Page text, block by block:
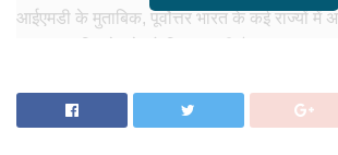
आईएमडी के मुताबिक, पूर्वोत्तर भारत के कई राज्यों
अनुमान है। मौसम विभाग ने यह भी कहा है कि इस
हवाएं चल सकती हैं और बिजली चमकने की घटनाएं भी